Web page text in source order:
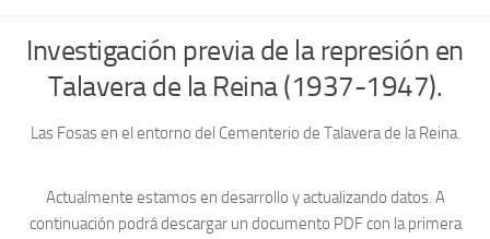
Actividades
Colabora
Investigación previa de la represión en Talavera de la Reina (1937-
1947).
Investigación previa de la represión en
Talavera de la Reina (1937-1947).
Las Fosas en el entorno del Cementerio de Talavera de la Reina.
Actualmente estamos en desarrollo y actualizando datos. A
continuación podrá descargar un documento PDF con la primera